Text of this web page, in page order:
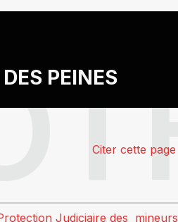
PEINES
Citer cette page
Judiciaire des mineurs